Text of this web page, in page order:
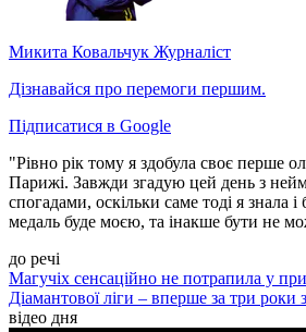
Микита Ковальчук Журналіст
Дізнавайся про перемоги першим.
Підписатися в Google
"Рівно рік тому я здобула своє перше
Парижі. Завжди згадую цей день з
спогадами, оскільки саме тоді я знала
медаль буде моєю, та інакше бути не
до речі
Магучіх сенсаційно не потрапила у
Діамантової ліги – вперше за три роки
відео дня